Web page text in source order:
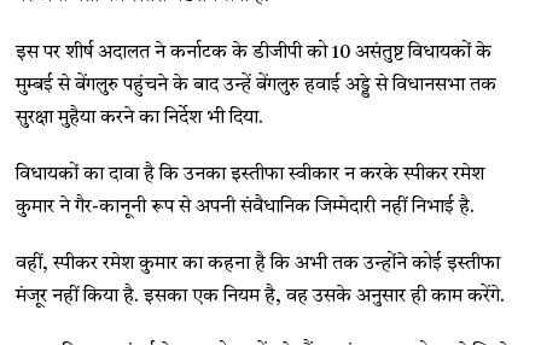
इस पर शीर्ष अदालत ने कर्नाटक के डीजीपी को 10 असंतुष्ट विधायकों के
मुम्बई से बेंगलुरु पहुंचने के बाद उन्हें बेंगलुरु हवाई अड्डे से विधानसभा तक
सुरक्षा मुहैया करने का निर्देश भी दिया.
विधायकों का दावा है कि उनका इस्तीफा स्वीकार न करके स्पीकर रमेश
कुमार ने गैर-कानूनी रूप से अपनी संवैधानिक जिम्मेदारी नहीं निभाई है.
वहीं, स्पीकर रमेश कुमार का कहना है कि अभी तक उन्होंने कोई इस्तीफा
मंजूर नहीं किया है. इसका एक नियम है, वह उसके अनुसार ही काम करेंगे.